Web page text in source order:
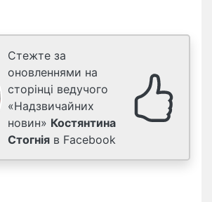
Стежте за
оновленнями на
сторінці ведучого
«Надзвичайних
новин» Костянтина
Стогнія в Facebook